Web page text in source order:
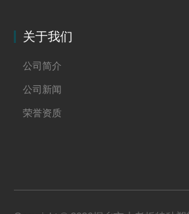
关于我们
公司简介
公司新闻
荣誉资质